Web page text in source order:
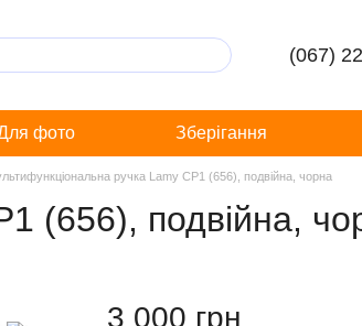
(067)
фото Зберігання
ручка Lamy CP1 (656), подвійна, чорна
(656), подвійна,
3 000 грн